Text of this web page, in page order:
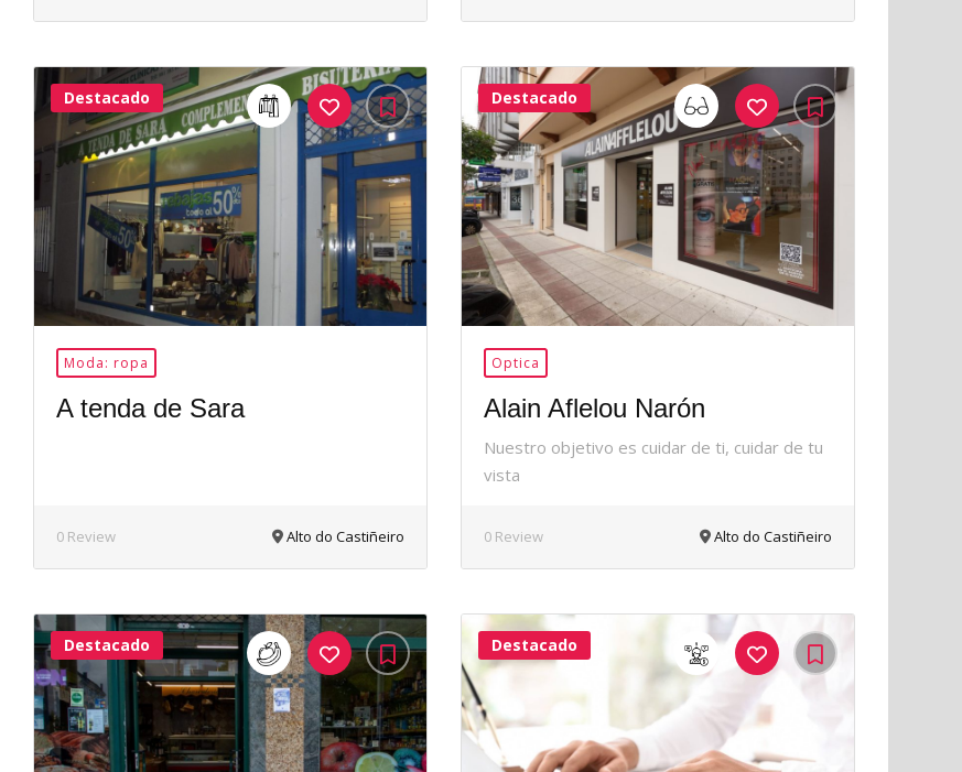
40Me
Gusta
Destacado
Moda: ropa
A tenda de Sara
0 Review Alto do Castiñeiro
33Me
Gusta
Destacado
Optica
Alain Aflelou Narón
Nuestro objetivo es cuidar de ti, cuidar de tu
vista
0 Review Alto do Castiñeiro
36Me
Gusta
Destacado
36Me
Gusta
Destacado